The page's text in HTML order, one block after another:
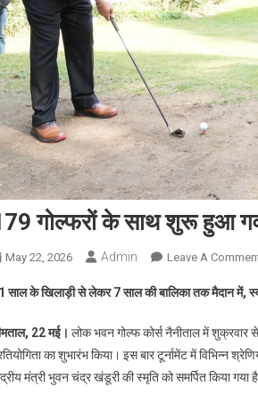
गोल्फरों के साथ शुरू हुआ
May 22, 2026 Admin Leave A
साल के खिलाड़ी से लेकर 7 साल की बालिका तक मैदान में,
22 मई। लोक भवन गोल्फ कोर्स नैनीताल में शुक्रवार
का शुभारंभ किया। इस बार टूर्नामेंट में विभिन्न
मंत्री भुवन चंद्र खंडूरी की स्मृति को समर्पित किया गया